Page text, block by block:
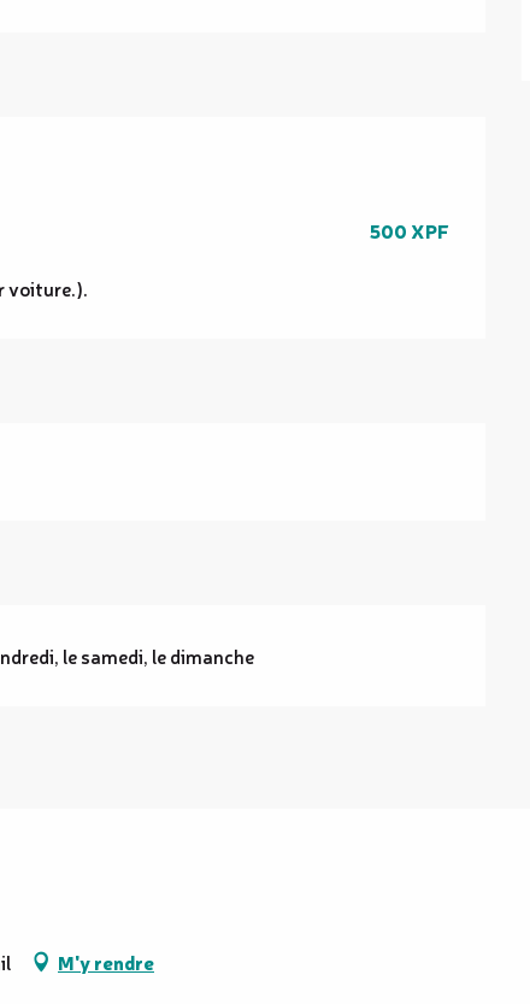
500 XPF
voiture.).
le samedi, le dimanche
M'y rendre